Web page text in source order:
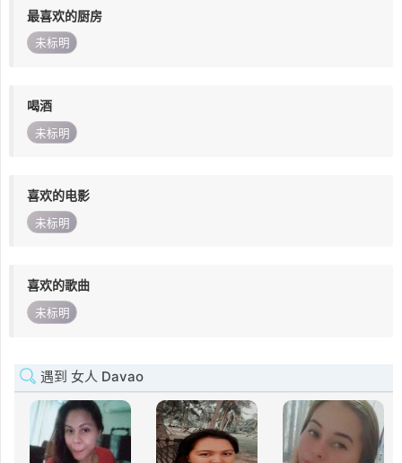
最喜欢的厨房
未标明
喝酒
未标明
喜欢的电影
未标明
喜欢的歌曲
未标明
遇到 女人 Davao